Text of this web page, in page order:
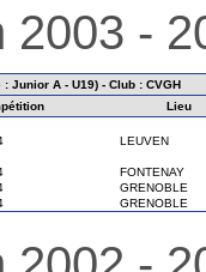
2003 -
Junior A - U19) - Club : CVGH
Lieu
LEUVEN
FONTENAY
GRENOBLE
GRENOBLE